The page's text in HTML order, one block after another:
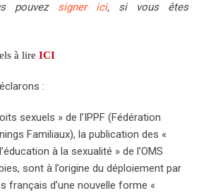
pouvez signer ici, si vous êtes
à lire ICI
:
sexuels » de l’IPPF (Fédération
Familiaux), la publication des «
à la sexualité » de l’OMS
sont à l’origine du déploiement par
français d’une nouvelle forme «